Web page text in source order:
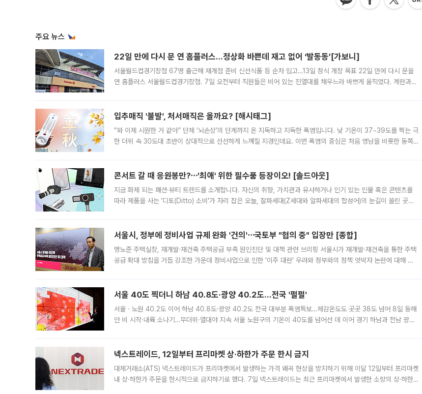
주요 뉴스
22일 만에 다시 문 연 홈플러스…정상화 바쁜데 재고 없어 ‘발동동’[가보니]
서울월드컵경기장점 67명 출근해 재개점 준비 신선식품 등 순차 입고…13일 정식 개장 목표 22일 만에 다시 문을
연 홈플러스 서울월드컵경기장점. 7일 오전부터 직원들은 비어 있는 진열대를 채우느라 바쁘게 움직였다. 계란과
입추매직 '불발', 처서매직은 올까요? [해시태그]
“와 이제 시원한 거 같아” 단체 ‘뇌손상’의 단계까지 온 지독하고 지독한 폭염입니다. 낮 기온이 37~39도를 찍는 극
한 더위 속 30도대 초반이 상대적으로 선선하게 느껴질 지경인데요. 이번 폭염의 중심은 처음 영남을 비롯한 동쪽
콘서트 갈 때 응원봉만?⋯'최애' 위한 필수품 등장이오! [솔드아웃]
지금 화제 되는 패션·뷰티 트렌드를 소개합니다. 자신의 취향, 가치관과 유사하거나 인기 있는 인물 혹은 콘텐츠를
따라 제품을 사는 '디토(Ditto) 소비'가 자리 잡은 오늘, 잘파세대(Z세대와 알파세대의 합성어)의 눈길이 쏠린 곳은
서울시, 정부에 정비사업 규제 완화 '건의'⋯국토부 "협의 중" 입장만 [종합]
명노준 주택실장, 재개발·재건축 주택공급 부족 원인진단 및 대책 관련 브리핑 서울시가 재개발·재건축을 통한 주택
공급 확대 방침을 거듭 강조한 가운데 정비사업으로 인한 '이주 대란' 우려와 정부와의 정책 엇박자 논란에 대해 정
서울 40도 찍더니 하남 40.8도·광양 40.2도…전국 '펄펄'
서울ㆍ노원 40.2도 이어 하남 40.8도·광양 40.2도 전국 대부분 폭염특보…체감온도도 곳곳 38도 넘어 8일 동해
안 비 시작·내륙 소나기…무더위·열대야 지속 서울 노원구의 기온이 40도를 넘어선 데 이어 경기 하남과 전남 광양
넥스트레이드, 12일부터 프리마켓 상·하한가 주문 한시 금지
대체거래소(ATS) 넥스트레이드가 프리마켓에서 발생하는 가격 왜곡 현상을 방지하기 위해 이달 12일부터 프리마켓
내 상·하한가 주문을 한시적으로 금지하기로 했다. 7일 넥스트레이드는 최근 프리마켓에서 발생한 소량의 상·하한